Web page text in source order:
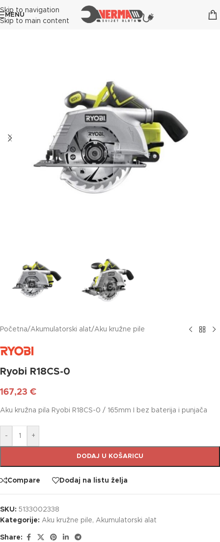
Skip to navigation
Skip to main content
MENU
Početna/Akumulatorski alat/Aku kružne pile
Ryobi R18CS-0
167,23 €
Aku kružna pila Ryobi R18CS-0 / 165mm I bez baterija i punjača
- +
DODAJ U KOŠARICU
Compare Dodaj na listu želja
SKU: 5133002338
Kategorije: Aku kružne pile, Akumulatorski alat
Share: